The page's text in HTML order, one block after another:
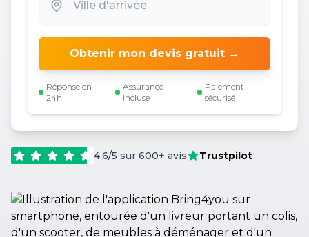
Obtenir mon devis gratuit →
Réponse en
24h
Assurance
incluse
Paiement
sécurisé
4,6/5 sur 600+ avis Trustpilot